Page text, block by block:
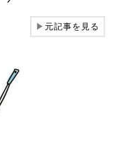
▶元記事を見る